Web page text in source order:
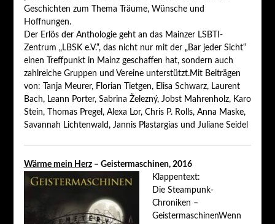
Geschichten zum Thema Träume, Wünsche und
Hoffnungen.
Der Erlös der Anthologie geht an das Mainzer LSBTI-
Zentrum „LBSK e.V.“, das nicht nur mit der „Bar jeder Sicht“
einen Treffpunkt in Mainz geschaffen hat, sondern auch
zahlreiche Gruppen und Vereine unterstützt.Mit Beiträgen
von: Tanja Meurer, Florian Tietgen, Elisa Schwarz, Laurent
Bach, Leann Porter, Sabrina Železný, Jobst Mahrenholz, Karo
Stein, Thomas Pregel, Alexa Lor, Chris P. Rolls, Anna Maske,
Savannah Lichtenwald, Jannis Plastargias und Juliane Seidel
Wärme mein Herz– Geistermaschinen, 2016
Klappentext:
Die Steampunk-
Chroniken –
GeistermaschinenWenn